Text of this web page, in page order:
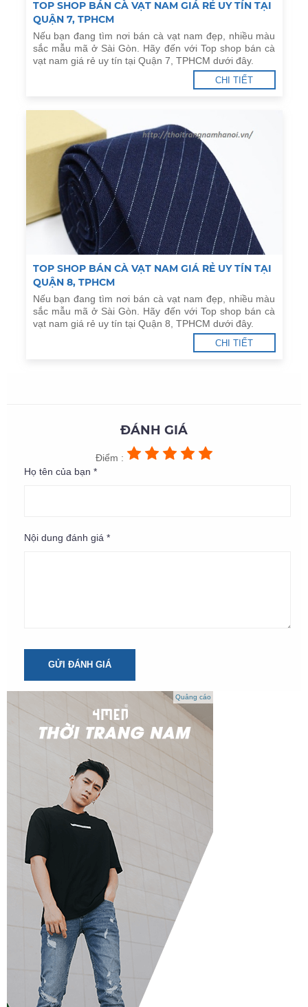
TOP SHOP BÁN CÀ VẠT NAM GIÁ RẺ UY TÍN TẠI
QUẬN 7, TPHCM
Nếu bạn đang tìm nơi bán cà vạt nam đẹp, nhiều màu
sắc mẫu mã ở Sài Gòn. Hãy đến với Top shop bán cà
vạt nam giá rẻ uy tín tại Quận 7, TPHCM dưới đây.
CHI TIẾT
TOP SHOP BÁN CÀ VẠT NAM GIÁ RẺ UY TÍN TẠI
QUẬN 8, TPHCM
Nếu bạn đang tìm nơi bán cà vạt nam đẹp, nhiều màu
sắc mẫu mã ở Sài Gòn. Hãy đến với Top shop bán cà
vạt nam giá rẻ uy tín tại Quận 8, TPHCM dưới đây.
CHI TIẾT
ĐÁNH GIÁ
Điểm :
Họ tên của bạn *
Nội dung đánh giá *
GỬI ĐÁNH GIÁ
Quảng cáo